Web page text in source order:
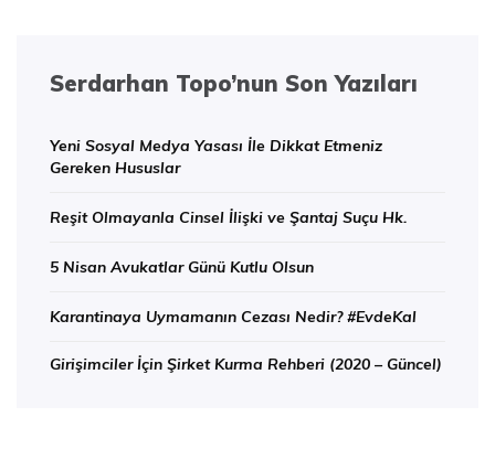
Serdarhan Topo’nun Son Yazıları
Yeni Sosyal Medya Yasası İle Dikkat Etmeniz
Gereken Hususlar
Reşit Olmayanla Cinsel İlişki ve Şantaj Suçu Hk.
5 Nisan Avukatlar Günü Kutlu Olsun
Karantinaya Uymamanın Cezası Nedir? #EvdeKal
Girişimciler İçin Şirket Kurma Rehberi (2020 – Güncel)